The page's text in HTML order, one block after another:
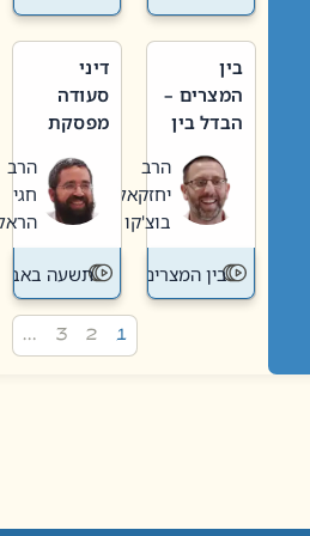
בין
המצרים –
הבדל בין
חדשה
לישנה
הרב
יחזקאל
בוצ'קו
בין המצרים
דיני
סעודה
מפסקת
תשעה
באב
הרב
חגי
הראל
תשעה באב